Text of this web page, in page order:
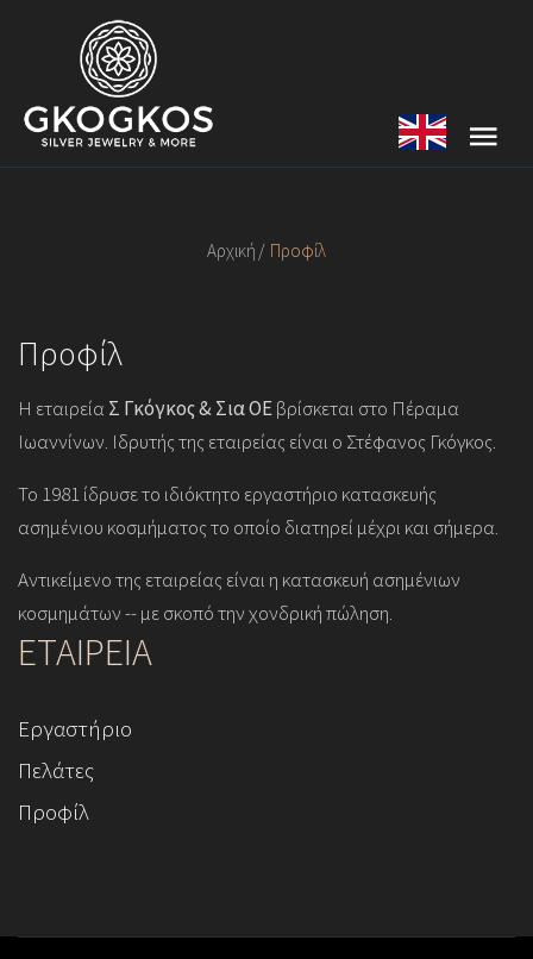
Αρχική Προφίλ
Προφίλ
Η εταιρεία Σ Γκόγκος & Σια ΟΕβρίσκεται στο Πέραμα
Ιωαννίνων. Ιδρυτής της εταιρείας είναι ο Στέφανος Γκόγκος.
Το 1981 ίδρυσε το ιδιόκτητο εργαστήριο κατασκευής
ασημένιου κοσμήματος το οποίο διατηρεί μέχρι και σήμερα.
Αντικείμενο της εταιρείας είναι η κατασκευή ασημένιων
κοσμημάτων -- με σκοπό την χονδρική πώληση.
ΕΤΑΙΡΕΙΑ
Εργαστήριο
Πελάτες
Προφίλ